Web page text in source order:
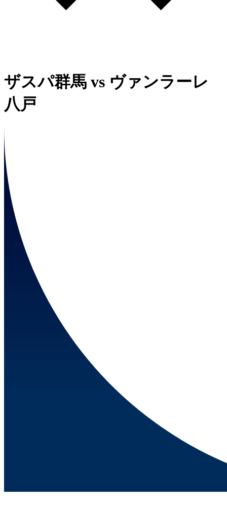
ザスパ群馬 vs ヴァンラーレ
八戸